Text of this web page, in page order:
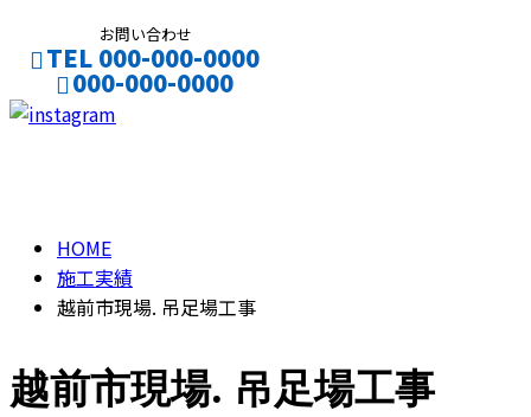
お問い合わせ
TEL 000-000-0000
000-000-0000
HOME
施工実績
越前市現場. 吊足場工事
越前市現場. 吊足場工事